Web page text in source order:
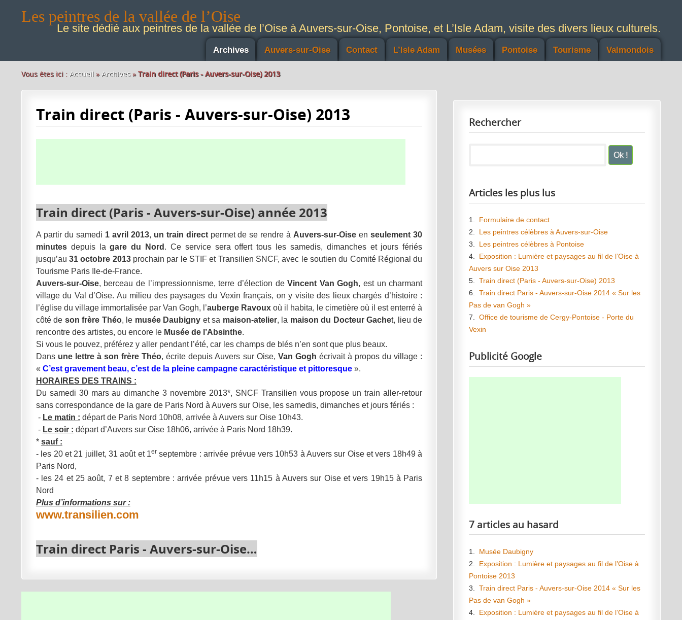
Les peintres de la vallée de l’Oise
Le site dédié aux peintres de la vallée de l’Oise à Auvers-sur-Oise, Pontoise, et L’Isle Adam, visite des divers lieux culturels.
Valmondois
Tourisme
Pontoise
Musées
L’Isle Adam
Contact
Auvers-sur-Oise
Archives
Vous êtes ici : Accueil »Archives »Train direct (Paris - Auvers-sur-Oise) 2013
Train direct (Paris - Auvers-sur-Oise) 2013
Train direct (Paris - Auvers-sur-Oise) année 2013
A partir du samedi 1 avril 2013, un train directpermet de se rendre à Auvers-sur-Oise enseulement 30
minutesdepuis lagare du Nord . Ce service sera offert tous les samedis, dimanches et jours fériés
jusqu’au31 octobre 2013prochain par le STIF et Transilien SNCF, avec le soutien du Comité Régional du
Tourisme Paris Ile-de-France.
Auvers-sur-Oise, berceau de l’impressionnisme, terre d’élection deVincent Van Gogh, est un charmant
village du Val d’Oise. Au milieu des paysages du Vexin français, on y visite des lieux chargés d’histoire :
l’église du village immortalisée par Van Gogh, l’auberge Ravoux où il habita, le cimetière où il est enterré à
côté de son frère Théo, le musée Daubigny et sa maison-atelier, la maison du DocteurGachet, lieu de
rencontre des artistes, ou encore le Musée de l’Absinthe.
Si vous le pouvez, préférez y aller pendant l’été, car les champs de blés n’en sont que plus beaux.
Dans une lettre à son frère Théo, écrite depuis Auvers sur Oise, Van Gogh écrivait à propos du village :
« C’est gravement beau, c’est de la pleine campagne caractéristique et pittoresque».
HORAIRES DES TRAINS :
Du samedi 30 mars au dimanche 3 novembre 2013*, SNCF Transilien vous propose un train aller-retour
sans correspondance de la gare de Paris Nord à Auvers sur Oise, les samedis, dimanches et jours fériés :
- Le matin : départ de Paris Nord 10h08, arrivée à Auvers sur Oise 10h43.
- Le soir : départ d’Auvers sur Oise 18h06, arrivée à Paris Nord 18h39.
* sauf :
- les 20 et 21 juillet, 31 août et 1er septembre : arrivée prévue vers 10h53 à Auvers sur Oise et vers 18h49 à
Paris Nord,
- les 24 et 25 août, 7 et 8 septembre : arrivée prévue vers 11h15 à Auvers sur Oise et vers 19h15 à Paris
Nord
Plus d’informations sur :
www.transilien.com
Train direct Paris - Auvers-sur-Oise…
Rechercher
Articles les plus lus
1. Formulaire de contact
2. Les peintres célèbres à Auvers-sur-Oise
3. Les peintres célèbres à Pontoise
4. Exposition : Lumière et paysages au fil de l’Oise à
Auvers sur Oise 2013
5.Train direct (Paris - Auvers-sur-Oise) 2013
6.Train direct Paris - Auvers-sur-Oise 2014 « Sur les
Pas de van Gogh »
7.Office de tourisme de Cergy-Pontoise - Porte du
Vexin
Publicité Google
7 articles au hasard
1. Musée Daubigny
2. Exposition : Lumière et paysages au fil de l’Oise à
Pontoise 2013
3.Train direct Paris - Auvers-sur-Oise 2014 « Sur les
Pas de van Gogh »
4. Exposition : Lumière et paysages au fil de l’Oise à